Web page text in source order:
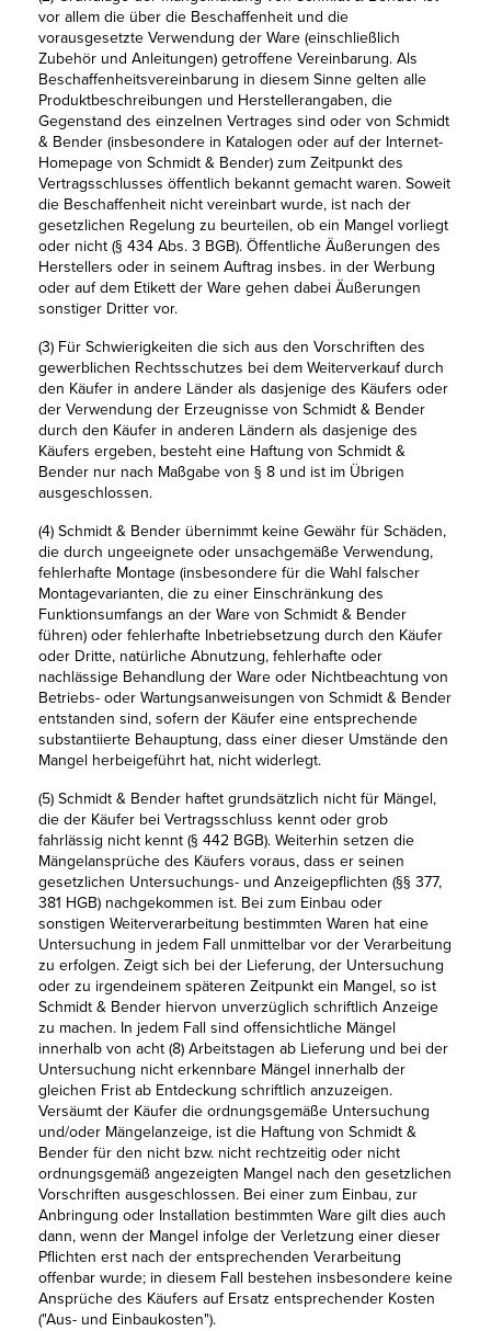
vor allem die über die Beschaffenheit und die
vorausgesetzte Verwendung der Ware (einschließlich
Zubehör und Anleitungen) getroffene Vereinbarung. Als
Beschaffenheitsvereinbarung in diesem Sinne gelten alle
Produktbeschreibungen und Herstellerangaben, die
Gegenstand des einzelnen Vertrages sind oder von Schmidt
& Bender (insbesondere in Katalogen oder auf der Internet-
Homepage von Schmidt & Bender) zum Zeitpunkt des
Vertragsschlusses öffentlich bekannt gemacht waren. Soweit
die Beschaffenheit nicht vereinbart wurde, ist nach der
gesetzlichen Regelung zu beurteilen, ob ein Mangel vorliegt
oder nicht (§ 434 Abs. 3 BGB). Öffentliche Äußerungen des
Herstellers oder in seinem Auftrag insbes. in der Werbung
oder auf dem Etikett der Ware gehen dabei Äußerungen
sonstiger Dritter vor.
(3) Für Schwierigkeiten die sich aus den Vorschriften des
gewerblichen Rechtsschutzes bei dem Weiterverkauf durch
den Käufer in andere Länder als dasjenige des Käufers oder
der Verwendung der Erzeugnisse von Schmidt & Bender
durch den Käufer in anderen Ländern als dasjenige des
Käufers ergeben, besteht eine Haftung von Schmidt &
Bender nur nach Maßgabe von § 8 und ist im Übrigen
ausgeschlossen.
(4) Schmidt & Bender übernimmt keine Gewähr für Schäden,
die durch ungeeignete oder unsachgemäße Verwendung,
fehlerhafte Montage (insbesondere für die Wahl falscher
Montagevarianten, die zu einer Einschränkung des
Funktionsumfangs an der Ware von Schmidt & Bender
führen) oder fehlerhafte Inbetriebsetzung durch den Käufer
oder Dritte, natürliche Abnutzung, fehlerhafte oder
nachlässige Behandlung der Ware oder Nichtbeachtung von
Betriebs- oder Wartungsanweisungen von Schmidt & Bender
entstanden sind, sofern der Käufer eine entsprechende
substantiierte Behauptung, dass einer dieser Umstände den
Mangel herbeigeführt hat, nicht widerlegt.
(5) Schmidt & Bender haftet grundsätzlich nicht für Mängel,
die der Käufer bei Vertragsschluss kennt oder grob
fahrlässig nicht kennt (§ 442 BGB). Weiterhin setzen die
Mängelansprüche des Käufers voraus, dass er seinen
gesetzlichen Untersuchungs- und Anzeigepflichten (§§ 377,
381 HGB) nachgekommen ist. Bei zum Einbau oder
sonstigen Weiterverarbeitung bestimmten Waren hat eine
Untersuchung in jedem Fall unmittelbar vor der Verarbeitung
zu erfolgen. Zeigt sich bei der Lieferung, der Untersuchung
oder zu irgendeinem späteren Zeitpunkt ein Mangel, so ist
Schmidt & Bender hiervon unverzüglich schriftlich Anzeige
zu machen. In jedem Fall sind offensichtliche Mängel
innerhalb von acht (8) Arbeitstagen ab Lieferung und bei der
Untersuchung nicht erkennbare Mängel innerhalb der
gleichen Frist ab Entdeckung schriftlich anzuzeigen.
Versäumt der Käufer die ordnungsgemäße Untersuchung
und/oder Mängelanzeige, ist die Haftung von Schmidt &
Bender für den nicht bzw. nicht rechtzeitig oder nicht
ordnungsgemäß angezeigten Mangel nach den gesetzlichen
Vorschriften ausgeschlossen. Bei einer zum Einbau, zur
Anbringung oder Installation bestimmten Ware gilt dies auch
dann, wenn der Mangel infolge der Verletzung einer dieser
Pflichten erst nach der entsprechenden Verarbeitung
offenbar wurde; in diesem Fall bestehen insbesondere keine
Ansprüche des Käufers auf Ersatz entsprechender Kosten
("Aus- und Einbaukosten").